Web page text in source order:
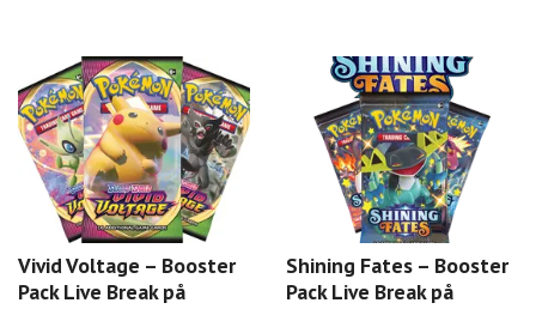
Vivid Voltage – Booster
Pack Live Break på
Shining Fates – Booster
Pack Live Break på